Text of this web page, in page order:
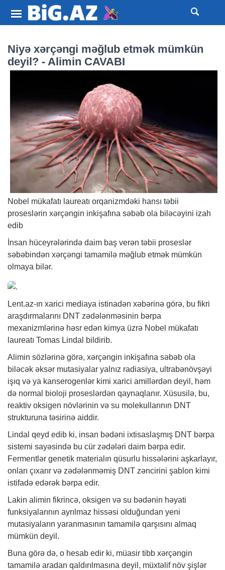
Niyə xərçəngi məğlub etmək mümkün
deyil? - Alimin CAVABI
Nobel mükafatı laureatı orqanizmdəki hansı təbii
proseslərin xərçəngin inkişafına səbəb ola biləcəyini izah
edib
İnsan hüceyrələrində daim baş verən təbii proseslər
səbəbindən xərçəngi tamamilə məğlub etmək mümkün
olmaya bilər.
Lent.az-ın xarici mediaya istinadən xəbərinə görə, bu fikri
araşdırmalarını DNT zədələnməsinin bərpa
mexanizmlərinə həsr edən kimya üzrə Nobel mükafatı
laureatı Tomas Lindal bildirib.
Alimin sözlərinə görə, xərçəngin inkişafına səbəb ola
biləcək əksər mutasiyalar yalnız radiasiya, ultrabənövşəyi
işıq və ya kanserogenlər kimi xarici amillərdən deyil, həm
də normal bioloji proseslərdən qaynaqlanır. Xüsusilə, bu,
reaktiv oksigen növlərinin və su molekullarının DNT
strukturuna təsirinə aiddir.
Lindal qeyd edib ki, insan bədəni ixtisaslaşmış DNT bərpa
sistemi sayəsində bu cür zədələri daim bərpa edir.
Fermentlər genetik materialın qüsurlu hissələrini aşkarlayır,
onları çıxarır və zədələnməmiş DNT zəncirini şablon kimi
istifadə edərək bərpa edir.
Lakin alimin fikrincə, oksigen və su bədənin həyati
funksiyalarının ayrılmaz hissəsi olduğundan yeni
mutasiyaların yaranmasının tamamilə qarşısını almaq
mümkün deyil.
Buna görə də, o hesab edir ki, müasir tibb xərçəngin
tamamilə aradan qaldırılmasına deyil, müxtəlif növ şişlər